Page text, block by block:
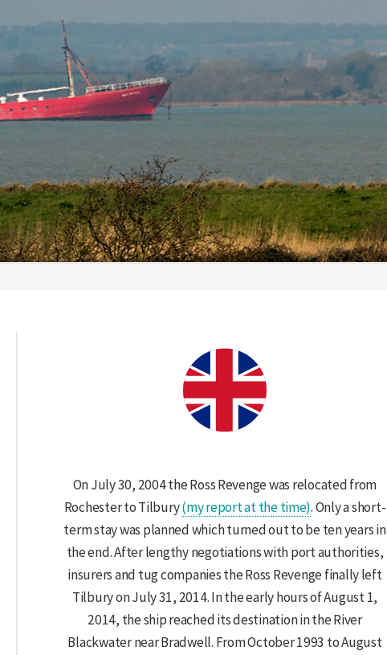
On July 30, 2004 the Ross Revenge was relocated from
Rochester to Tilbury(my report at the time). Only a short-
term stay was planned which turned out to be ten years in
the end. After lengthy negotiations with port authorities,
insurers and tug companies the Ross Revenge finally left
Tilbury on July 31, 2014. In the early hours of August 1,
2014, the ship reached its destination in the River
Blackwater near Bradwell. From October 1993 to August